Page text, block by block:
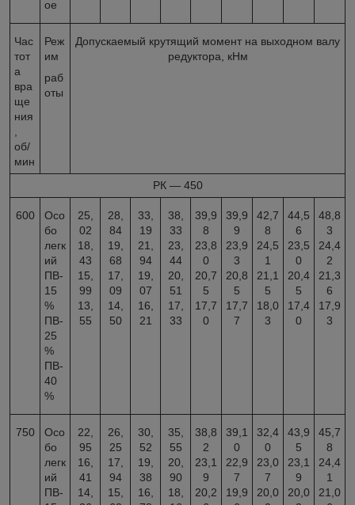
ое
Час
тот
а
вра
ще
ния
об/
мин
Реж
им
раб
оты
Допускаемый крутящий момент на выходном валу
редуктора, кНм
РК — 450
600
Осо
бо
легк
ий
ПВ-
15
%
ПВ-
25
%
ПВ-
40
%
25,
02
18,
43
15,
99
13,
55
28,
84
19,
68
17,
09
14,
50
33,
19
21,
94
19,
07
16,
21
38,
33
23,
44
20,
51
17,
33
39,9
8
23,8
0
20,7
5
17,7
0
39,9
9
23,9
3
20,8
5
17,7
7
42,7
8
24,5
1
21,1
5
18,0
3
44,5
6
23,5
0
20,4
5
17,4
0
48,8
3
24,4
2
21,3
6
17,9
3
750
Осо
бо
легк
ий
ПВ-
22,
95
16,
41
14,
26,
25
17,
94
15,
30,
52
19,
38
16,
35,
55
20,
90
18,
38,8
2
23,1
9
20,2
39,1
0
22,9
7
19,9
32,4
0
23,0
7
20,0
43,9
5
23,1
9
20,0
45,7
8
24,4
1
21,0